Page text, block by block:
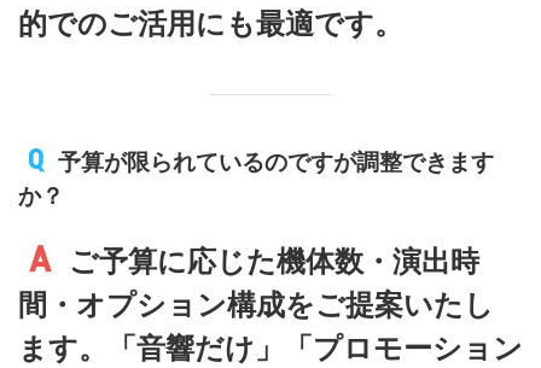
的でのご活用にも最適です。
予算が限られているのですが調整できます
か？
ご予算に応じた機体数・演出時
間・オプション構成をご提案いたし
ます。「音響だけ」「プロモーション